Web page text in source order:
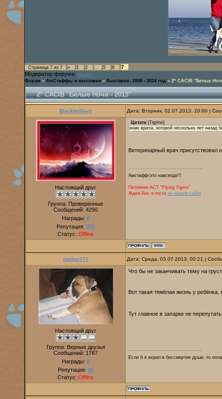
Страница 7 из 7 « 1 2 … 5 6
7
Модератор форума: Amulet
Форум » АмСтаффы и выставки » Выставки: 2008 - 2024 год » 2* CACIB "Белые
2* CACIB "Белые Ночи - 2013"
Blackbrilliant Дата: Вторник, 02.07.2013, 20:00 |
Настоящий друг
Группа: Проверенные
Сообщений: 4290
Награды: 0
Репутация: 305
Статус: Offline
Цитата (Tigrino)
знаю врача, которой несколько лет назад
Ветеринарный врач присутствовал
Амстафф-это навсегда!!!
Питомник AСТ "Flying Tigers"
Ждем Вас в гости на нашем сайте
stalker777 Дата: Среда, 03.07.2013, 00:21 |
Настоящий друг
Группа: Верные друзья
Сообщений: 1787
Награды: 0
Репутация: 96
Статус: Offline
Что бы не заканчивать тему на
Вот такая тяжёлая жизнь у
Тут главное в запарке не
Если б я верил в бессмертие души, то